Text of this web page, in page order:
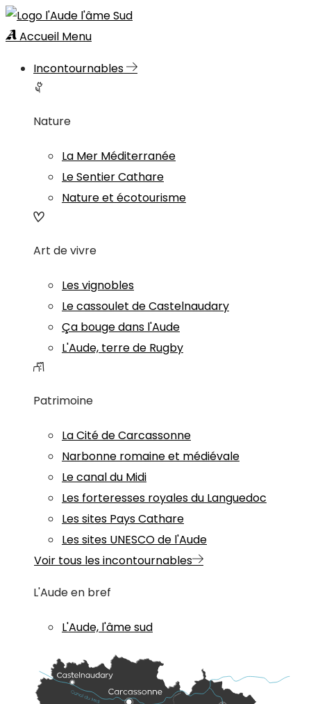
Accueil Menu
Incontournables
Nature
La Mer Méditerranée
Le Sentier Cathare
Nature et écotourisme
Art de vivre
Les vignobles
Le cassoulet de Castelnaudary
Ça bouge dans l'Aude
L'Aude, terre de Rugby
Patrimoine
La Cité de Carcassonne
Narbonne romaine et médiévale
Le canal du Midi
Les forteresses royales du Languedoc
Les sites Pays Cathare
Les sites UNESCO de l'Aude
Voir tous les incontournables
L'Aude en bref
L'Aude, l'âme sud